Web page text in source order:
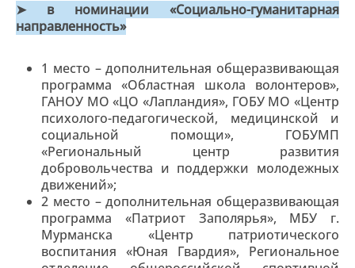
➤ в номинации «Социально-гуманитарная
направленность»
1 место – дополнительная общеразвивающая
программа «Областная школа волонтеров»,
ГАНОУ МО «ЦО «Лапландия», ГОБУ МО «Центр
психолого-педагогической, медицинской и
социальной помощи», ГОБУМП
«Региональный центр развития
добровольчества и поддержки молодежных
движений»;
2 место – дополнительная общеразвивающая
программа «Патриот Заполярья», МБУ г.
Мурманска «Центр патриотического
воспитания «Юная Гвардия», Региональное